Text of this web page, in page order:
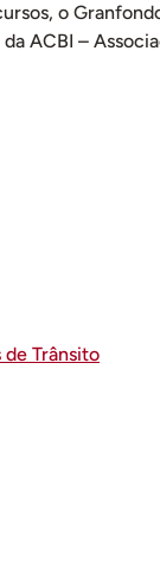
o
ACBI –
de Trânsito